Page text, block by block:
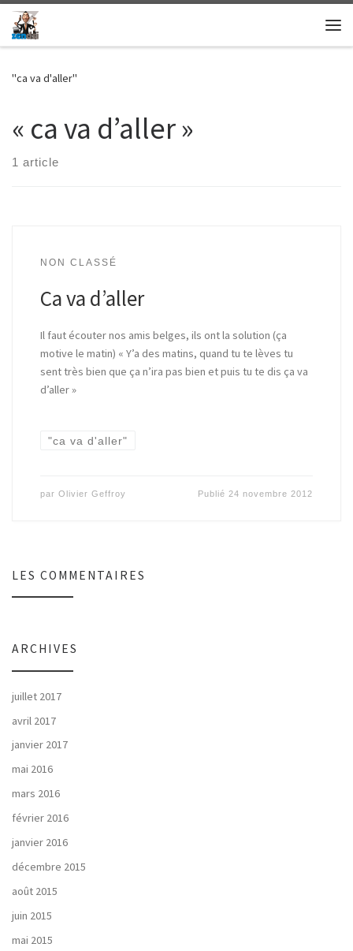
Skip to content
"ca va d'aller"
« ca va d’aller »
1 article
NON CLASSÉ
Ca va d’aller
Il faut écouter nos amis belges, ils ont la solution (ça
motive le matin) « Y’a des matins, quand tu te lèves tu
sent très bien que ça n’ira pas bien et puis tu te dis ça va
d’aller »
"ca va d'aller"
par Olivier Geffroy Publié 24 novembre 2012
LES COMMENTAIRES
ARCHIVES
juillet 2017
avril 2017
janvier 2017
mai 2016
mars 2016
février 2016
janvier 2016
décembre 2015
août 2015
juin 2015
mai 2015